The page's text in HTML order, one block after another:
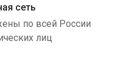
сеть
по всей России
лиц